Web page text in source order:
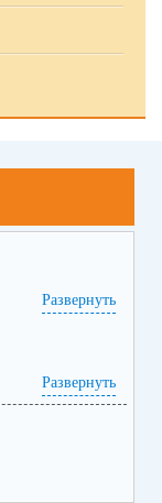
Развернуть
Развернуть